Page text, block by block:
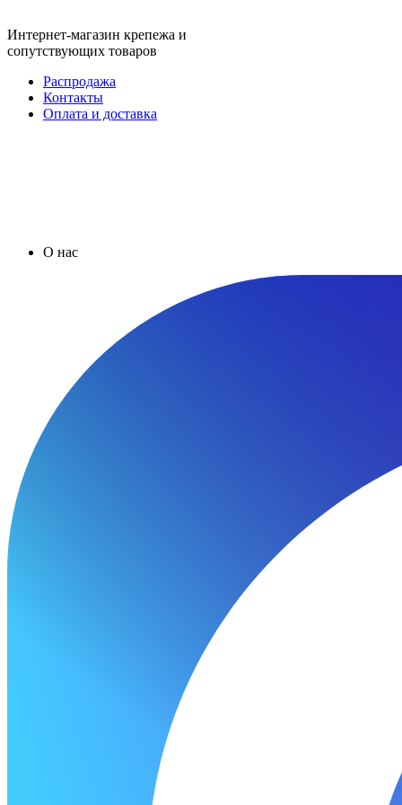
Интернет-магазин крепежа и
сопутствующих товаров
Распродажа
Контакты
Оплата и доставка
О нас